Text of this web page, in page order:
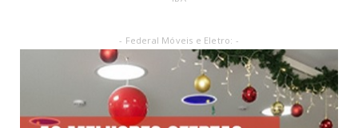
- Federal Móveis e Eletro: -